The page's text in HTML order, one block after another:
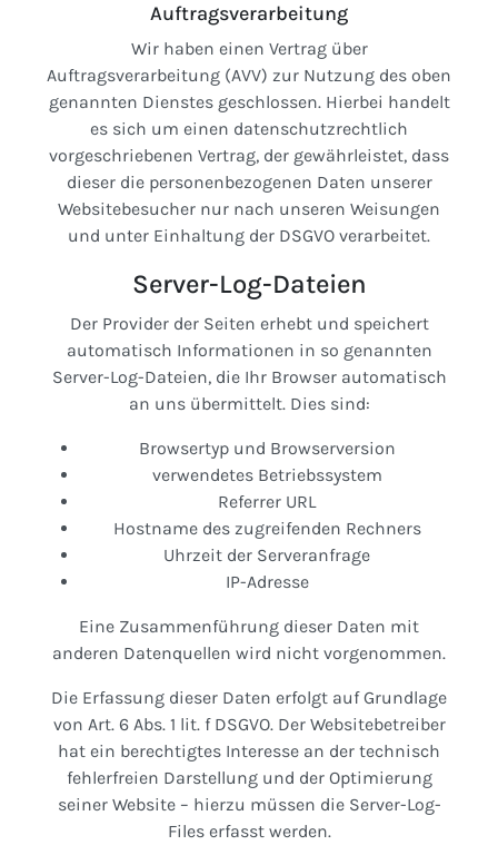
Auftragsverarbeitung
Wir haben einen Vertrag über
Auftragsverarbeitung (AVV) zur Nutzung des oben
genannten Dienstes geschlossen. Hierbei handelt
es sich um einen datenschutzrechtlich
vorgeschriebenen Vertrag, der gewährleistet, dass
dieser die personenbezogenen Daten unserer
Websitebesucher nur nach unseren Weisungen
und unter Einhaltung der DSGVO verarbeitet.
Server-Log-Dateien
Der Provider der Seiten erhebt und speichert
automatisch Informationen in so genannten
Server-Log-Dateien, die Ihr Browser automatisch
an uns übermittelt. Dies sind:
Browsertyp und Browserversion
verwendetes Betriebssystem
Referrer URL
Hostname des zugreifenden Rechners
Uhrzeit der Serveranfrage
IP-Adresse
Eine Zusammenführung dieser Daten mit
anderen Datenquellen wird nicht vorgenommen.
Die Erfassung dieser Daten erfolgt auf Grundlage
von Art. 6 Abs. 1 lit. f DSGVO. Der Websitebetreiber
hat ein berechtigtes Interesse an der technisch
fehlerfreien Darstellung und der Optimierung
seiner Website – hierzu müssen die Server-Log-
Files erfasst werden.